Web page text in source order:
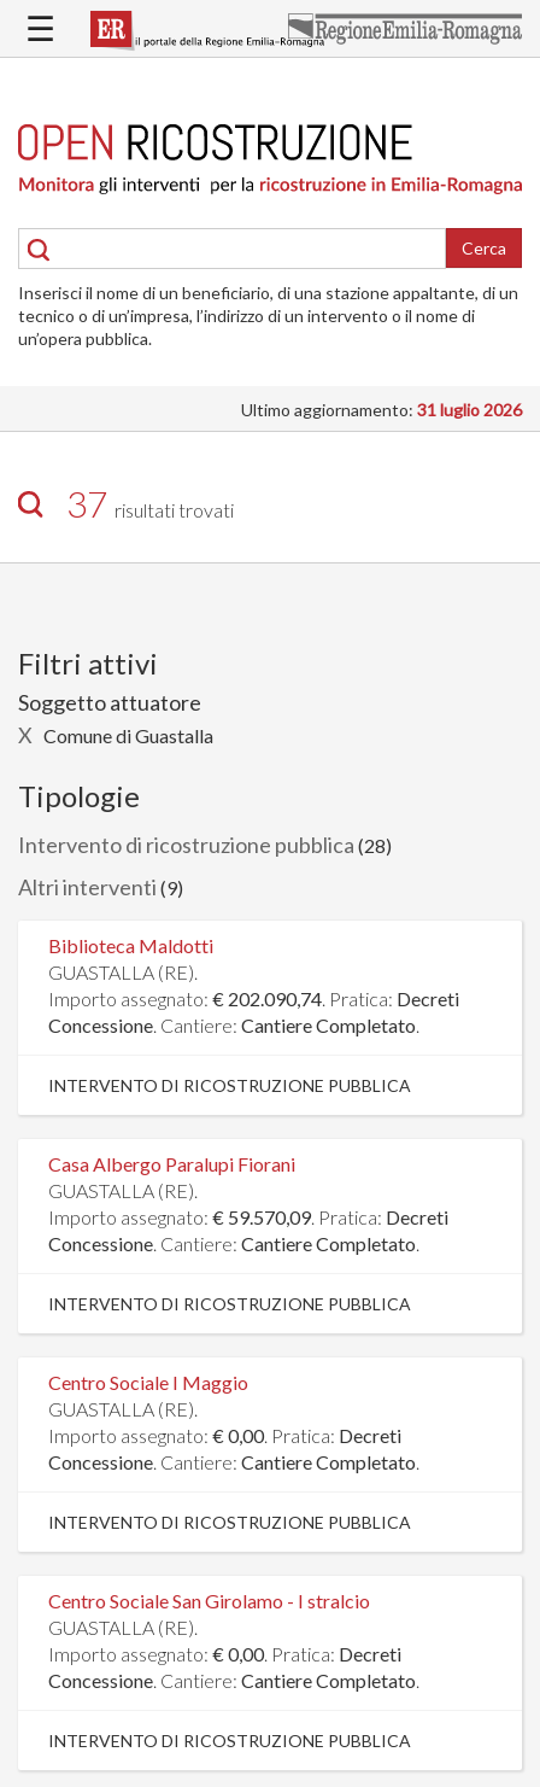
contenuto
RICOSTRUZIONE
PUBBLICA
DELLE
ABITAZIONI
RICOSTRUZIONE
ATTIVITÀ
INTERVENTI
SI
☰
Cerca
Inserisci il nome di un beneficiario, di una stazione appaltante, di un
tecnico o di un’impresa, l’indirizzo di un intervento o il nome di
un’opera pubblica.
Ultimo aggiornamento: 31 luglio 2026
37 risultati trovati
Filtri attivi
Soggetto attuatore
X Comune di Guastalla
Tipologie
Intervento di ricostruzione pubblica (28)
Altri interventi (9)
Biblioteca Maldotti
GUASTALLA (RE).
Importo assegnato: € 202.090,74. Pratica: Decreti
Concessione. Cantiere: Cantiere Completato.
INTERVENTO DI RICOSTRUZIONE PUBBLICA
Casa Albergo Paralupi Fiorani
GUASTALLA (RE).
Importo assegnato: € 59.570,09. Pratica: Decreti
Concessione. Cantiere: Cantiere Completato.
INTERVENTO DI RICOSTRUZIONE PUBBLICA
Centro Sociale I Maggio
GUASTALLA (RE).
Importo assegnato: € 0,00. Pratica: Decreti
Concessione. Cantiere: Cantiere Completato.
INTERVENTO DI RICOSTRUZIONE PUBBLICA
Centro Sociale San Girolamo - I stralcio
GUASTALLA (RE).
Importo assegnato: € 0,00. Pratica: Decreti
Concessione. Cantiere: Cantiere Completato.
INTERVENTO DI RICOSTRUZIONE PUBBLICA